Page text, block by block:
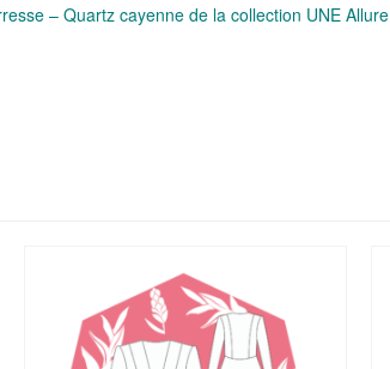
– Quartz cayenne de la collection UNE Allure